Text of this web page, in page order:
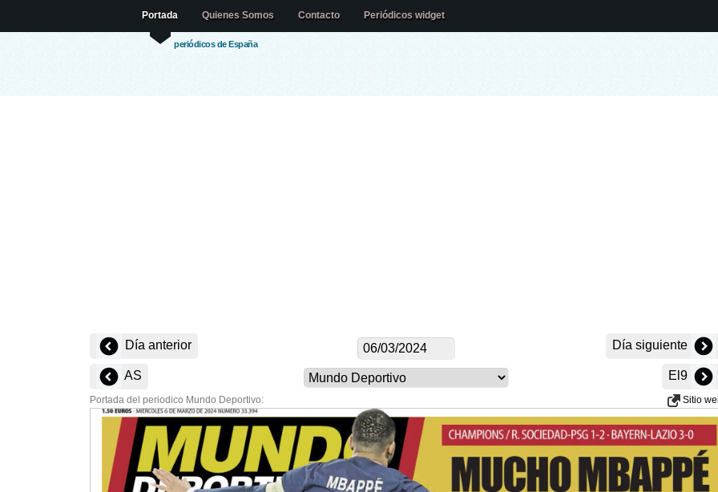
periódicos de España
Portada Quienes Somos Contacto Periódicos widget
Día anterior Día siguiente
AS El9
Portada del periodico Mundo Deportivo: Sitio